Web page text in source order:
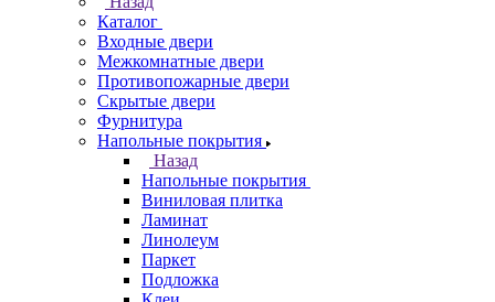
Каталог
Входные двери
Межкомнатные двери
Противопожарные двери
Скрытые двери
Фурнитура
Напольные покрытия
Назад
Напольные покрытия
Виниловая плитка
Ламинат
Линолеум
Паркет
Подложка